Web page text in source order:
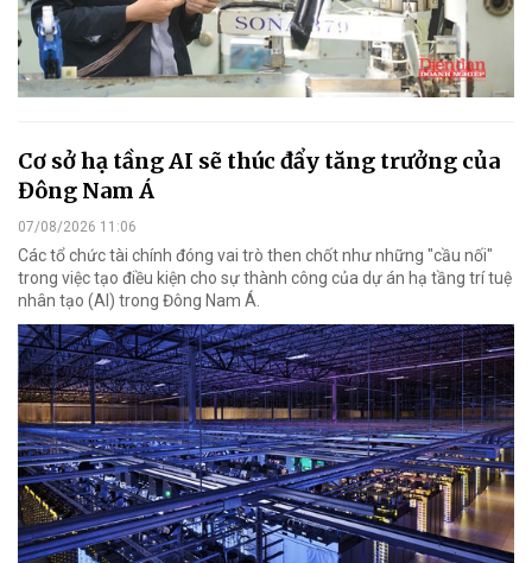
Cơ sở hạ tầng AI sẽ thúc đẩy tăng trưởng của
Đông Nam Á
07/08/2026 11:06
Các tổ chức tài chính đóng vai trò then chốt như những "cầu nối"
trong việc tạo điều kiện cho sự thành công của dự án hạ tầng trí tuệ
nhân tạo (AI) trong Đông Nam Á.